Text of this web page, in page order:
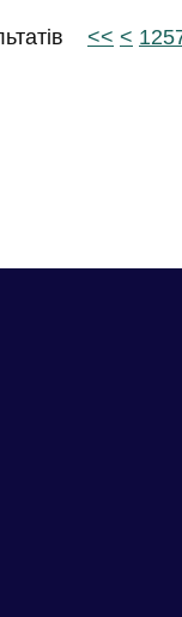
<< <